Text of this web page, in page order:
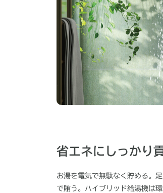
省エネにしっかり
お湯を電気で無駄なく貯める。
で賄う。ハイブリッド給湯機は